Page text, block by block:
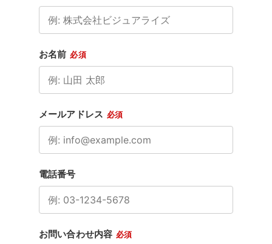
お名前 必須
メールアドレス 必須
電話番号
お問い合わせ内容 必須